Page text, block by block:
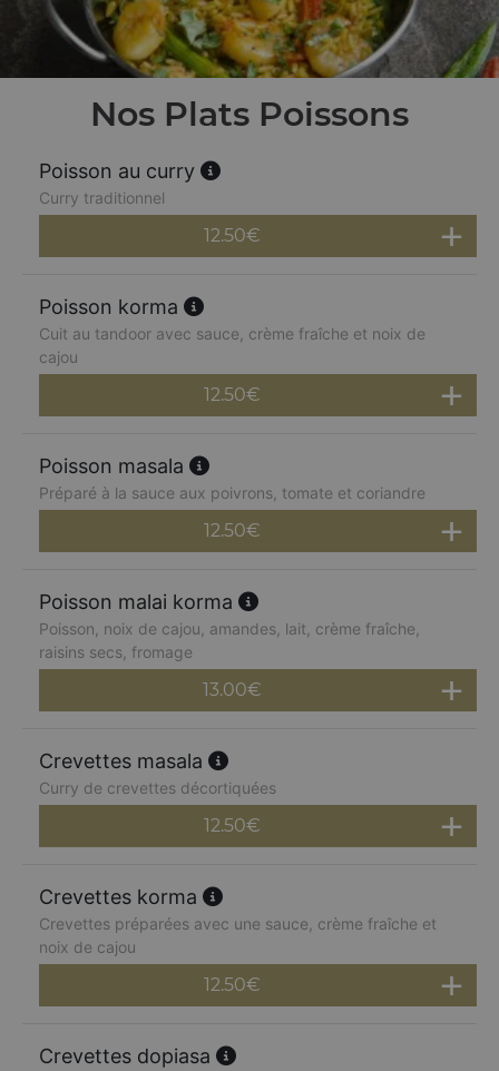
Nos Plats Poissons
Poisson au curry
Curry traditionnel
12.50€
Poisson korma
Cuit au tandoor avec sauce, crème fraîche et noix de
cajou
12.50€
Poisson masala
Préparé à la sauce aux poivrons, tomate et coriandre
12.50€
Poisson malai korma
Poisson, noix de cajou, amandes, lait, crème fraîche,
raisins secs, fromage
13.00€
Crevettes masala
Curry de crevettes décortiquées
12.50€
Crevettes korma
Crevettes préparées avec une sauce, crème fraîche et
noix de cajou
12.50€
Crevettes dopiasa